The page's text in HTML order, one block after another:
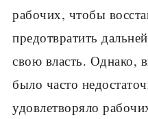
рабочих, чтобы
предотвратить
свою власть. Однако,
было часто
удовлетворяло